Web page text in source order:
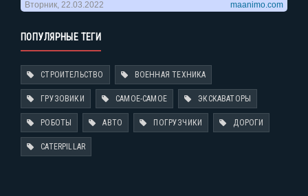
ПОПУЛЯРНЫЕ ТЕГИ
СТРОИТЕЛЬСТВО ВОЕННАЯ ТЕХНИКА
ГРУЗОВИКИ САМОЕ-САМОЕ ЭКСКАВАТОРЫ
РОБОТЫ АВТО ПОГРУЗЧИКИ ДОРОГИ
CATERPILLAR